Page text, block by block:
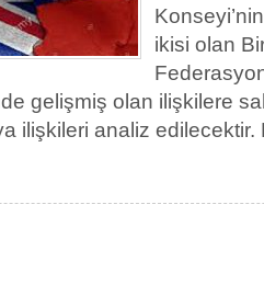
ikisi olan
gelişmiş olan ilişkilere
ilişkileri analiz edilecektir.